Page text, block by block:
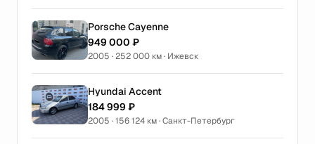
Porsche Cayenne
949 000 ₽
2005 · 252 000 км · Ижевск
Hyundai Accent
184 999 ₽
2005 · 156 124 км · Санкт-Петербург